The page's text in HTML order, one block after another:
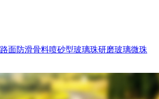
路面防滑骨料喷砂型玻璃珠研磨玻璃微珠